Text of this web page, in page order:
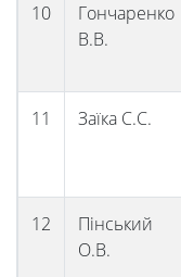
10
Гончаренко
В.В.
11 Заїка С.С.
12
Пінський
О.В.